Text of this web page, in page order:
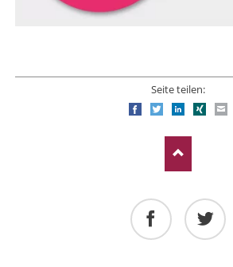
Seite teilen:
FacebookTwitterLinkedIn
Xing